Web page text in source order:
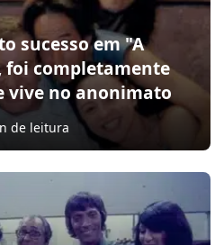
sucesso em "A
foi completamente
vive no anonimato
de leitura